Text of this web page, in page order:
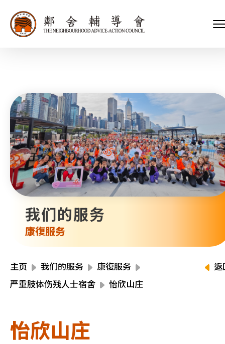
我们的服务
康復服务
主页 我们的服务
康復服务
严重肢体伤残人士宿舍
怡欣山庄
返
怡欣山庄
会长、副会长
执行委员会及总幹事
招标项目
关于我们
家庭及儿童福利服务
青少年服务
内地服务
教育服务
医疗衞生服务
社会企业
我们的服务
我们的伙伴
捐款方法
支持我们
新闻稿及媒体报导
会讯及刊物
活动报名
加入我们